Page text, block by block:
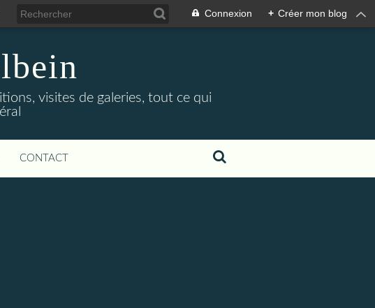
Connexion + Créer mon blog
visites de galeries, tout ce qui
CONTACT